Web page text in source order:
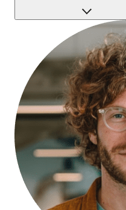
Établissement de
100% protégés.